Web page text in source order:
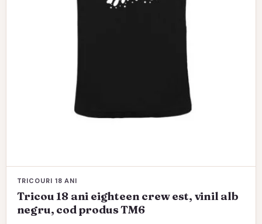
TRICOURI 18 ANI
Tricou 18 ani eighteen crew est, vinil alb
negru, cod produs TM6